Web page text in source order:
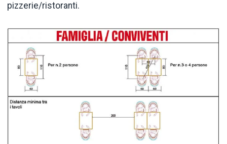
pizzerie/ristoranti.